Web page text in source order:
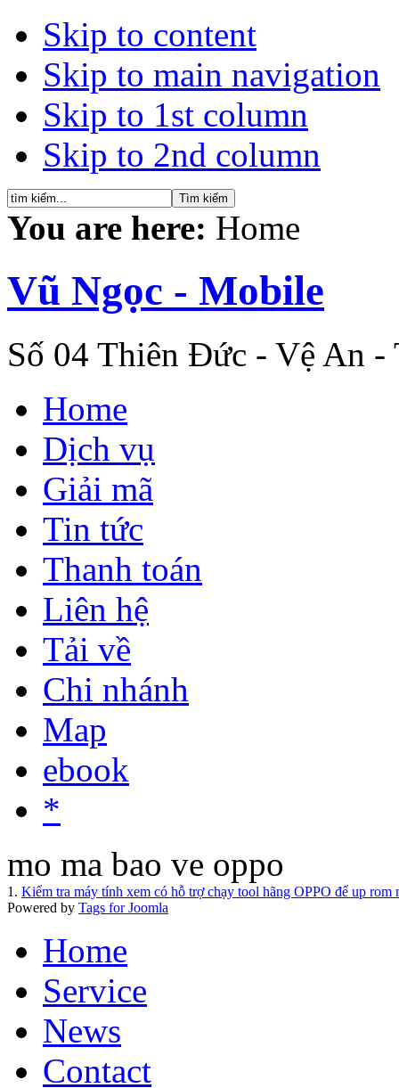
Skip to content
Skip to main navigation
Skip to 1st column
Skip to 2nd column
You are here: Home
Vũ Ngọc - Mobile
Số 04 Thiên Đức - Vệ An
Home
Dịch vụ
Giải mã
Tin tức
Thanh toán
Liên hệ
Tải về
Chi nhánh
Map
ebook
*
mo ma bao ve oppo
1. Kiểm tra máy tính xem có hỗ trợ chạy tool hãng OPPO để up
Powered by Tags for Joomla
Home
Service
News
Contact